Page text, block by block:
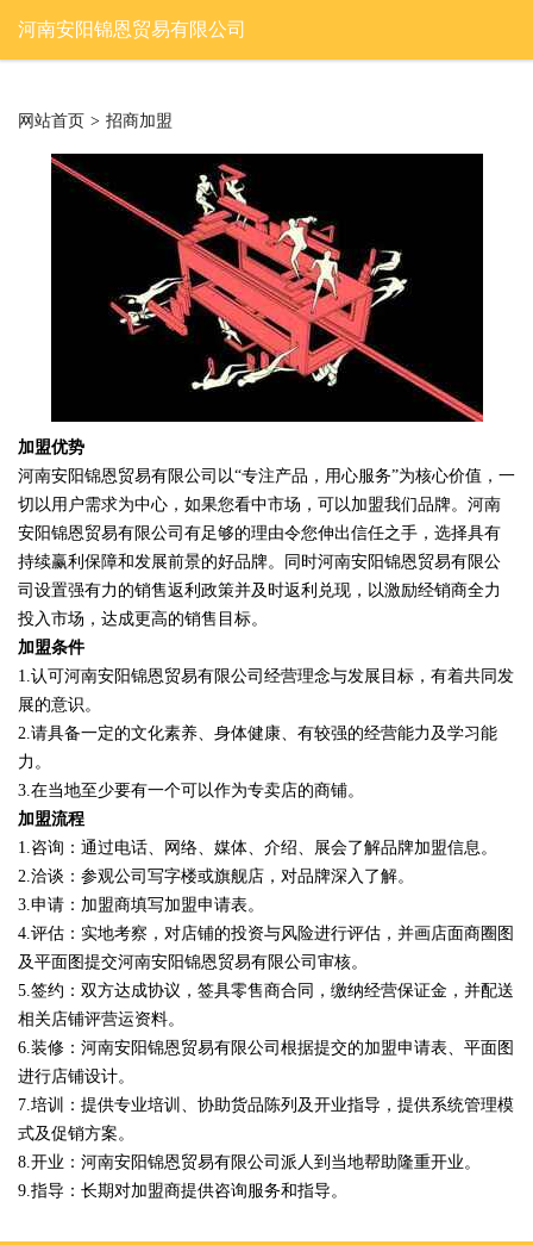
河南安阳锦恩贸易有限公司
网站首页 > 招商加盟
加盟优势
河南安阳锦恩贸易有限公司以“专注产品，用心服务”为核心价值，一
切以用户需求为中心，如果您看中市场，可以加盟我们品牌。河南
安阳锦恩贸易有限公司有足够的理由令您伸出信任之手，选择具有
持续赢利保障和发展前景的好品牌。同时河南安阳锦恩贸易有限公
司设置强有力的销售返利政策并及时返利兑现，以激励经销商全力
投入市场，达成更高的销售目标。
加盟条件
1.认可河南安阳锦恩贸易有限公司经营理念与发展目标，有着共同发
展的意识。
2.请具备一定的文化素养、身体健康、有较强的经营能力及学习能
力。
3.在当地至少要有一个可以作为专卖店的商铺。
加盟流程
1.咨询：通过电话、网络、媒体、介绍、展会了解品牌加盟信息。
2.洽谈：参观公司写字楼或旗舰店，对品牌深入了解。
3.申请：加盟商填写加盟申请表。
4.评估：实地考察，对店铺的投资与风险进行评估，并画店面商圈图
及平面图提交河南安阳锦恩贸易有限公司审核。
5.签约：双方达成协议，签具零售商合同，缴纳经营保证金，并配送
相关店铺评营运资料。
6.装修：河南安阳锦恩贸易有限公司根据提交的加盟申请表、平面图
进行店铺设计。
7.培训：提供专业培训、协助货品陈列及开业指导，提供系统管理模
式及促销方案。
8.开业：河南安阳锦恩贸易有限公司派人到当地帮助隆重开业。
9.指导：长期对加盟商提供咨询服务和指导。